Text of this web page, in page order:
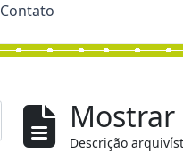
Contato
Mostrar
Descrição